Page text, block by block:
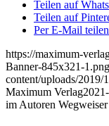
Teilen auf
Teilen auf
Per E-Mail teilen
https://maximum-
Banner-845x321-1.png
content/uploads/
Maximum Verlag
im Autoren Wegweiser